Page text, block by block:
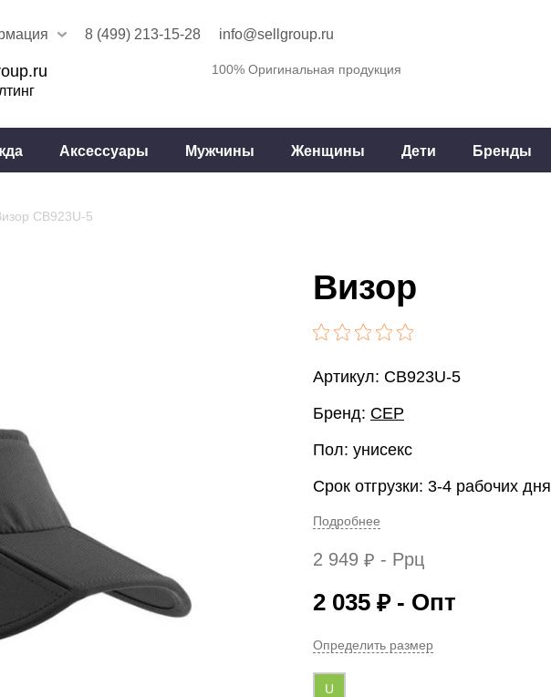
8 (499) 213-15-28 info@sellgroup.ru
100% Оригинальная продукция
Аксессуары Мужчины Женщины Дети Бренды
CB923U-5
Визор
Артикул: CB923U-5
Бренд: CEP
Пол: унисекс
Срок отгрузки: 3-4 рабочих дня
Подробнее
2 949 ₽ - Ррц
2 035 ₽- Опт
Определить размер
U